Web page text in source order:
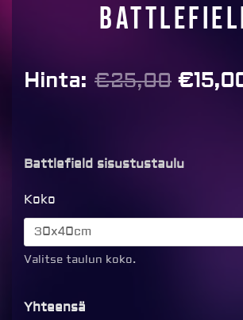
Hinta: €25,00 €
Battlefield sisustustaulu
Koko
Valitse taulun koko.
Yhteensä
Sisustustaulu
-
Battlefield
määrä